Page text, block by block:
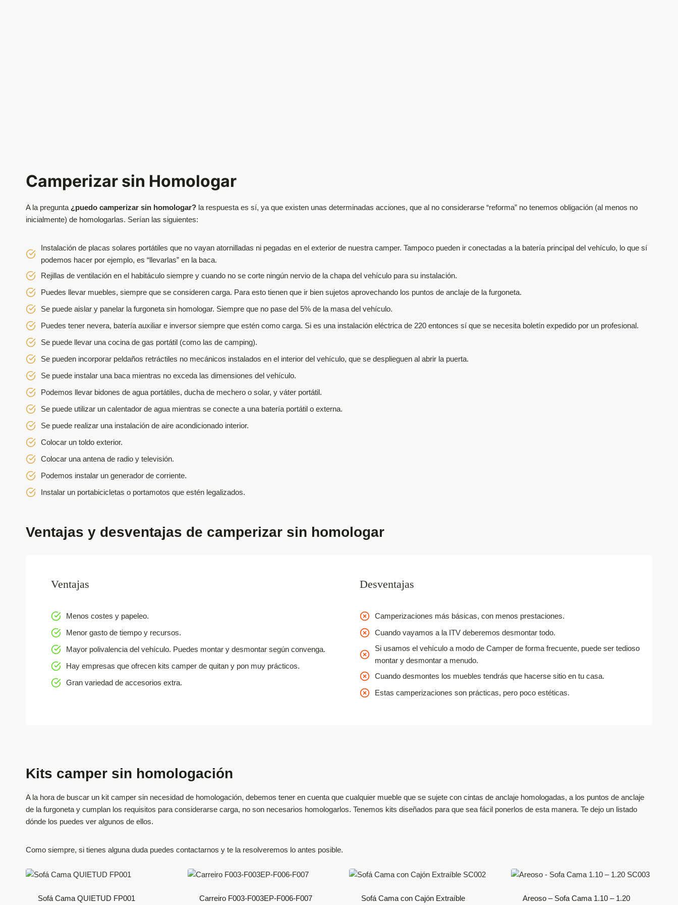
Camperizar sin Homologar
A la pregunta ¿puedo camperizar sin homologar? la respuesta es sí, ya que existen unas determinadas acciones, que al no considerarse “reforma” no tenemos obligación (al menos no
inicialmente) de homologarlas. Serían las siguientes:
Instalación de placas solares portátiles que no vayan atornilladas ni pegadas en el exterior de nuestra camper. Tampoco pueden ir conectadas a la batería principal del vehículo, lo que sí
podemos hacer por ejemplo, es “llevarlas” en la baca.
Rejillas de ventilación en el habitáculo siempre y cuando no se corte ningún nervio de la chapa del vehículo para su instalación.
Puedes llevar muebles, siempre que se consideren carga. Para esto tienen que ir bien sujetos aprovechando los puntos de anclaje de la furgoneta.
Se puede aislar y panelar la furgoneta sin homologar. Siempre que no pase del 5% de la masa del vehículo.
Puedes tener nevera, batería auxiliar e inversor siempre que estén como carga. Si es una instalación eléctrica de 220 entonces sí que se necesita boletín expedido por un profesional.
Se puede llevar una cocina de gas portátil (como las de camping).
Se pueden incorporar peldaños retráctiles no mecánicos instalados en el interior del vehículo, que se desplieguen al abrir la puerta.
Se puede instalar una baca mientras no exceda las dimensiones del vehículo.
Podemos llevar bidones de agua portátiles, ducha de mechero o solar, y váter portátil.
Se puede utilizar un calentador de agua mientras se conecte a una batería portátil o externa.
Se puede realizar una instalación de aire acondicionado interior.
Colocar un toldo exterior.
Colocar una antena de radio y televisión.
Podemos instalar un generador de corriente.
Instalar un portabicicletas o portamotos que estén legalizados.
Ventajas y desventajas de camperizar sin homologar
Ventajas
Menos costes y papeleo.
Menor gasto de tiempo y recursos.
Mayor polivalencia del vehículo. Puedes montar y desmontar según convenga.
Hay empresas que ofrecen kits camper de quitan y pon muy prácticos.
Gran variedad de accesorios extra.
Desventajas
Camperizaciones más básicas, con menos prestaciones.
Cuando vayamos a la ITV deberemos desmontar todo.
Si usamos el vehículo a modo de Camper de forma frecuente, puede ser tedioso
montar y desmontar a menudo.
Cuando desmontes los muebles tendrás que hacerse sitio en tu casa.
Estas camperizaciones son prácticas, pero poco estéticas.
Kits camper sin homologación
A la hora de buscar un kit camper sin necesidad de homologación, debemos tener en cuenta que cualquier mueble que se sujete con cintas de anclaje homologadas, a los puntos de anclaje
de la furgoneta y cumplan los requisitos para considerarse carga, no son necesarios homologarlos. Tenemos kits diseñados para que sea fácil ponerlos de esta manera. Te dejo un listado
dónde los puedes ver algunos de ellos.
Como siempre, si tienes alguna duda puedes contactarnos y te la resolveremos lo antes posible.
Sofá Cama QUIETUD FP001 Carreiro F003-F003EP-F006-F007 Sofá Cama con Cajón Extraíble Areoso – Sofa Cama 1.10 – 1.20